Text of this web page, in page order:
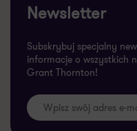
Newsletter
Subskrybuj specjalny
informacje o wszystkich
Grant Thornton!